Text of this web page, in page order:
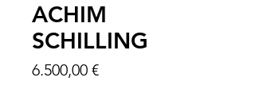
ACHIM
SCHILLING
6.500,00 €Preis